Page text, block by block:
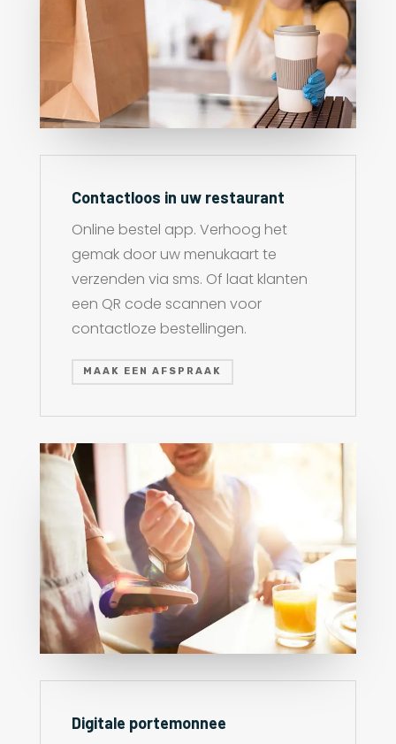
Contactloos in uw restaurant
Online bestel app. Verhoog het
gemak door uw menukaart te
verzenden via sms. Of laat klanten
een QR code scannen voor
contactloze bestellingen.
MAAK EEN AFSPRAAK
Digitale portemonnee